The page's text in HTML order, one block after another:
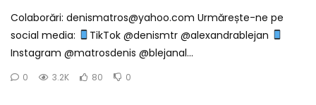
Colaborări: denismatros@yahoo.com Urmărește-ne pe
social media:
TikTok @denismtr @alexandrablejan
Instagram @matrosdenis @blejanal...
0 3.2K 80 0